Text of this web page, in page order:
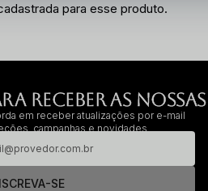
para esse produto.
RECEBER AS
em receber atualizações por e-mail
campanhas e novidades.
SE